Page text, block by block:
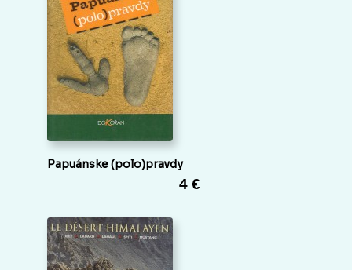
Papuánske (polo)pravdy
4 €